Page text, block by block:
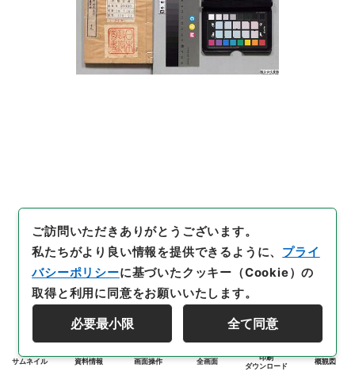
サムネイル 資料情報 画面操作 全画面
印刷
ダウンロード
概観図
ご訪問いただきありがとうございます。
私たちがより良い情報を提供できるように、 プライ
バシーポリシーに基づいたクッキー（Cookie）の
取得と利用に同意をお願いいたします。
必要最小限 全て同意